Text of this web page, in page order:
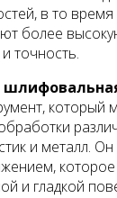
в то время
более
точность.
который
и металл.
и гладкой